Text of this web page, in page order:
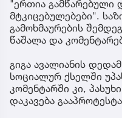
"ერთია გამწარებული
მტკიცებულებები".
გამოხმაურების
წაშალა და
გიგა ავალიანის
სოციალურ ქსელში
კომენტარში კი,
დაკავება